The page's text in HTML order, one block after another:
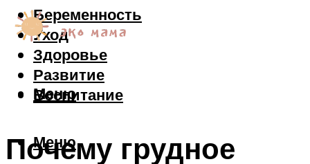
Беременность
Уход
Здоровье
Развитие
Воспитание
Меню
Меню
Почему грудное